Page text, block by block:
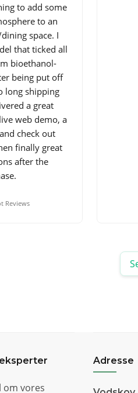
to add some
to an
space. I
that ticked all
bioethanol-
being put off
long shipping
a great
web demo, a
check out
finally great
after the
Reviews
om vores
Adresse